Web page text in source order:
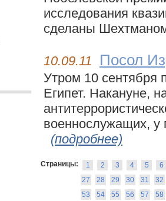
исследования
сделаны
10.09.11 Посол
Утром 10 сентября
Египет. Накануне,
военнослужащих, у
(подробнее)
Страницы: 1 2 3 4 5
6
27
28 29 30 31
32
53
54 55 56 57
58